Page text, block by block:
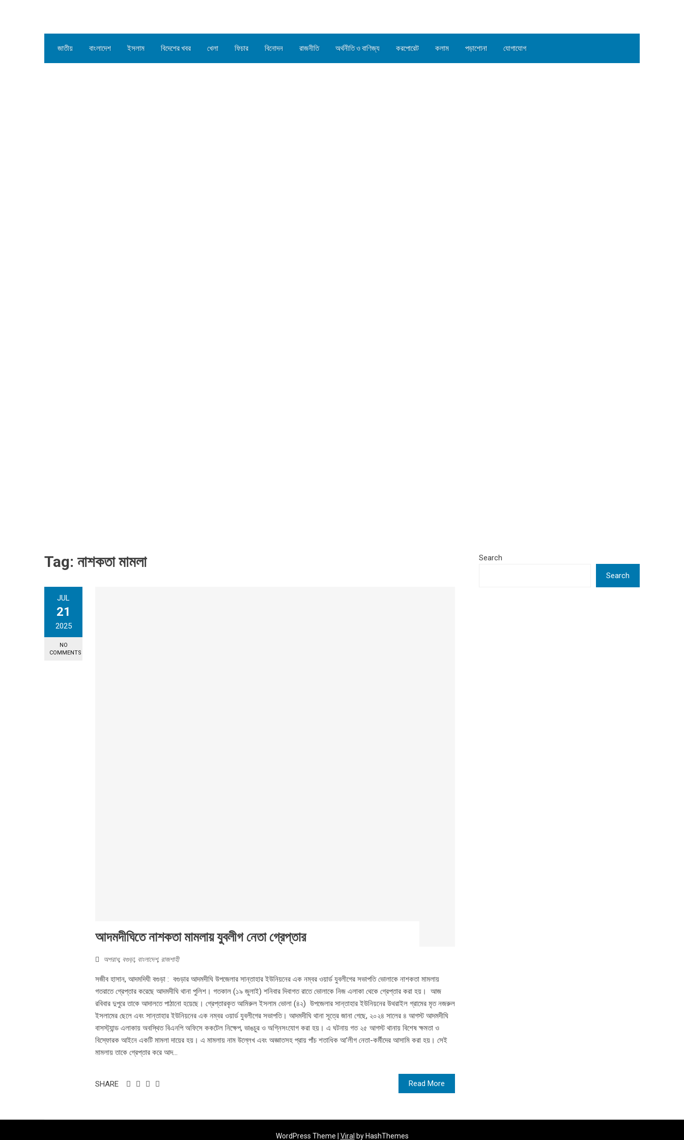
জাতীয় বাংলাদেশ ইসলাম বিদেশের খবর খেলা ফিচার বিনোদন রাজনীতি অর্থনীতি ও বাণিজ্য করপোরেট কলাম পড়াশোনা যোগাযোগ
Tag: নাশকতা মামলা
JUL
21
2025
NO
COMMENTS
আদমদীঘিতে নাশকতা মামলায় যুবলীগ নেতা গ্রেপ্তার
অপরাধ, বগুড়া, বাংলাদেশ, রাজশাহী
সজীব হাসান, আদমদিঘী বগুড়া : বগুড়ার আদমদীঘি উপজেলার সান্তাহার ইউনিয়নের এক নম্বর ওয়ার্ড যুবলীগের সভাপতি ভোলাকে নাশকতা মামলায়
গতরাতে গ্রেপ্তার করেছে আদমদীঘি থানা পুলিশ। গতকাল (১৯ জুলাই) শনিবার দিবাগত রাতে ভোলাকে নিজ এলাকা থেকে গ্রেপ্তার করা হয়। আজ
রবিবার দুপুরে তাকে আদালতে পাঠানো হয়েছে। গ্রেপ্তারকৃত আমিরুল ইসলাম ভোলা (৪২) উপজেলার সান্তাহার ইউনিয়নের উথরাইল গ্রামের মৃত নজরুল
ইসলামের ছেলে এবং সান্তাহার ইউনিয়নের এক নম্বর ওয়ার্ড যুবলীগের সভাপতি। আদমদীঘি থানা সূত্রে জানা গেছে, ২০২৪ সালের ৪ আগস্ট আদমদীঘি
বাসস্ট্যান্ড এলাকায় অবস্থিত বিএনপি অফিসে ককটেল নিক্ষেপ, ভাঙচুর ও অগ্নিসংযোগ করা হয়। এ ঘটনায় গত ২৫ আগস্ট থানায় বিশেষ ক্ষমতা ও
বিস্ফোরক আইনে একটি মামলা দায়ের হয়। এ মামলায় নাম উল্লেখ এবং অজ্ঞাতসহ প্রায় পাঁচ শতাধিক আ'লীগ নেতা-কর্মীদের আসামি করা হয়। সেই
মামলায় তাকে গ্রেপ্তার করে আদ...
Read More
SHARE
Search
Search
WordPress Theme | Viral by HashThemes